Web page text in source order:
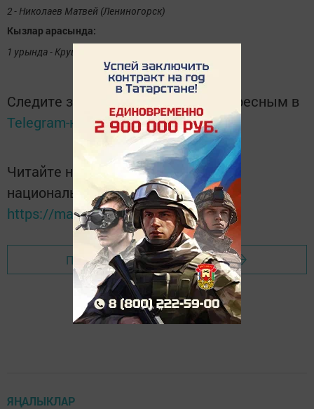
2 - Николаев Матвей (Лениногорск)
Кызлар арасында:
1 урында - Крушевская Анастасия (Лениногорск).
Следите за самым важным и интересным в
Telegram-каналеТатмедиа
Читайте новости Татарстана в
национальном мессенджере MАХ:
https://max.ru/tatmedia
Перейти на страницу новости
ЯҢАЛЫКЛАР